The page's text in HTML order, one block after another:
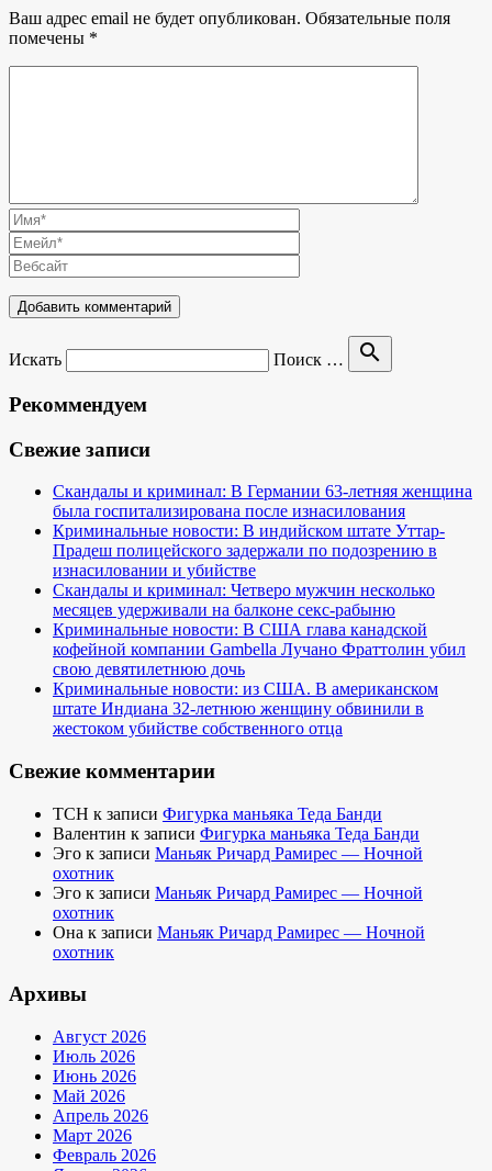
Ваш адрес email не будет опубликован. Обязательные поля
помечены *
Искать Поиск … search
Рекоммендуем
Свежие записи
Скандалы и криминал: В Германии 63-летняя женщина
была госпитализирована после изнасилования
Криминальные новости: В индийском штате Уттар-
Прадеш полицейского задержали по подозрению в
изнасиловании и убийстве
Скандалы и криминал: Четверо мужчин несколько
месяцев удерживали на балконе секс-рабыню
Криминальные новости: В США глава канадской
кофейной компании Gambella Лучано Фраттолин убил
свою девятилетнюю дочь
Криминальные новости: из США. В американском
штате Индиана 32-летнюю женщину обвинили в
жестоком убийстве собственного отца
Свежие комментарии
TCH к записи Фигурка маньяка Теда Банди
Валентин к записи Фигурка маньяка Теда Банди
Эго к записи Маньяк Ричард Рамирес — Ночной
охотник
Эго к записи Маньяк Ричард Рамирес — Ночной
охотник
Она к записи Маньяк Ричард Рамирес — Ночной
охотник
Архивы
Август 2026
Июль 2026
Июнь 2026
Май 2026
Апрель 2026
Март 2026
Февраль 2026